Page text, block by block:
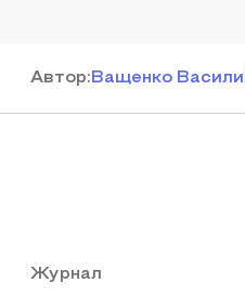
Автор: Ващенко
Журнал